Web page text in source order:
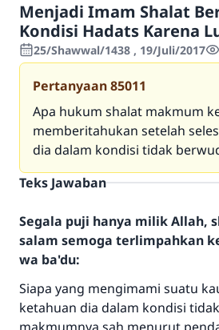
Menjadi Imam Shalat
Kondisi Hadats Karena
25/Shawwal/1438 , 19/Juli/2017
Pertanyaan85011
Apa hukum shalat makmum
memberitahukan setelah
dia dalam kondisi tidak
Teks Jawaban
Segala puji hanya milik Allah,
salam semoga terlimpahkan
wa ba'du:
Siapa yang mengimami suatu
ketahuan dia dalam kondisi